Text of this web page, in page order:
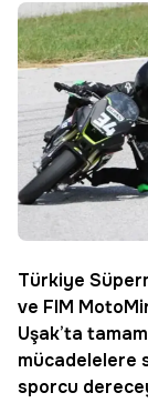
Türkiye
ve FIM
Uşak’ta
mücadelelere
sporcu